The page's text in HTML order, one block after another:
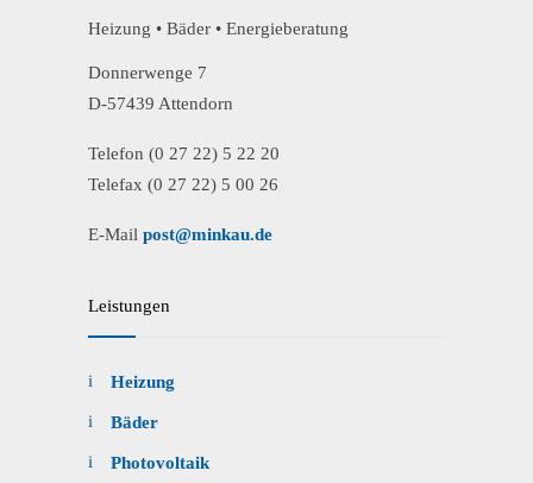
Heizung • Bäder • Energieberatung
Donnerwenge 7
D-57439 Attendorn
Telefon (0 27 22) 5 22 20
Telefax (0 27 22) 5 00 26
E-Mail post@minkau.de
Leistungen
Heizung
Bäder
Photovoltaik